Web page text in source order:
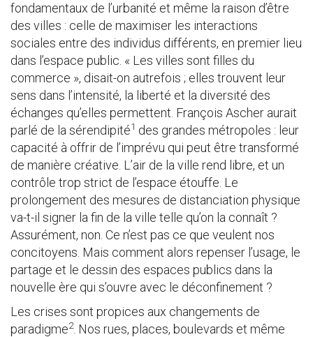
fondamentaux de l’urbanité et même la raison d’être
des villes : celle de maximiser les interactions
sociales entre des individus différents, en premier lieu
dans l’espace public. « Les villes sont filles du
commerce », disait-on autrefois ; elles trouvent leur
sens dans l’intensité, la liberté et la diversité des
échanges qu’elles permettent. François Ascher aurait
parlé de la sérendipité1 des grandes métropoles : leur
capacité à offrir de l’imprévu qui peut être transformé
de manière créative. L’air de la ville rend libre, et un
contrôle trop strict de l’espace étouffe. Le
prolongement des mesures de distanciation physique
va-t-il signer la fin de la ville telle qu’on la connaît ?
Assurément, non. Ce n’est pas ce que veulent nos
concitoyens. Mais comment alors repenser l’usage, le
partage et le dessin des espaces publics dans la
nouvelle ère qui s’ouvre avec le déconfinement ?
Les crises sont propices aux changements de
paradigme2. Nos rues, places, boulevards et même